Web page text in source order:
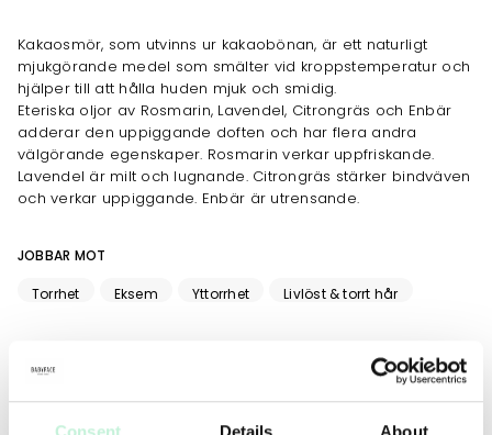
Kakaosmör, som utvinns ur kakaobönan, är ett naturligt
mjukgörande medel som smälter vid kroppstemperatur och
hjälper till att hålla huden mjuk och smidig.
Eteriska oljor av Rosmarin, Lavendel, Citrongräs och Enbär
adderar den uppiggande doften och har flera andra
välgörande egenskaper. Rosmarin verkar uppfriskande.
Lavendel är milt och lugnande. Citrongräs stärker bindväven
och verkar uppiggande. Enbär är utrensande.
JOBBAR MOT
Torrhet Eksem Yttorrhet Livlöst & torrt hår
ANVÄNDNING INGREDIENSER
Applicera sparsamt Body Balm Energy, på lite fuktig hud,